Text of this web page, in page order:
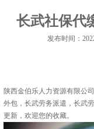
长武社保代
发布时间：
陕西金伯乐人力资源有限公
外包 ，长武劳务派遣，长武
更新，欢迎您的收藏。